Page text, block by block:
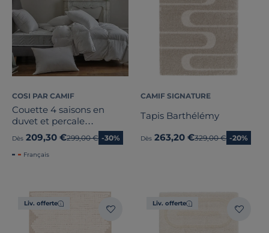
COSI PAR CAMIF
Couette 4 saisons en
duvet et percale
biologique Carla
Dès 209,30 €Ancien prix
299,00 € -30%
Français
CAMIF SIGNATURE
Tapis Barthélémy
Dès 263,20 €Ancien prix
329,00 € -20%
Liv. offerte Liv. offerte